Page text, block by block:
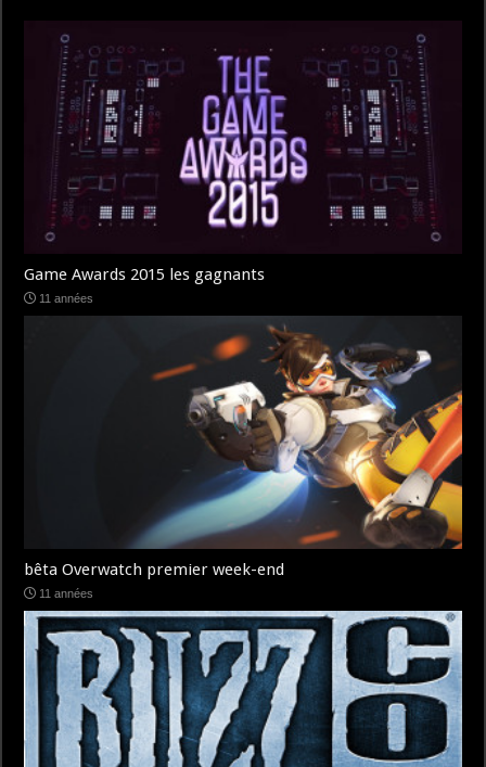
Game Awards 2015 les gagnants
11 années
bêta Overwatch premier week-end
11 années